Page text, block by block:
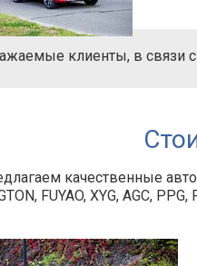
клиенты, в связи с
качественные
FUYAO, XYG, AGC, PPG,